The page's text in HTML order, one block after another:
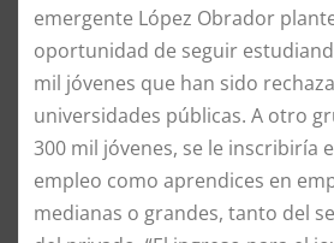
emergente López Obrador
oportunidad de seguir
mil jóvenes que han sido
universidades públicas. A otro
300 mil jóvenes, se le inscribiría
empleo como aprendices en
medianas o grandes, tanto del